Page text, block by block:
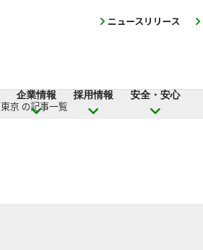
企業情報 採用情報 安全・安心
ニュースリリース
東京 の記事一覧